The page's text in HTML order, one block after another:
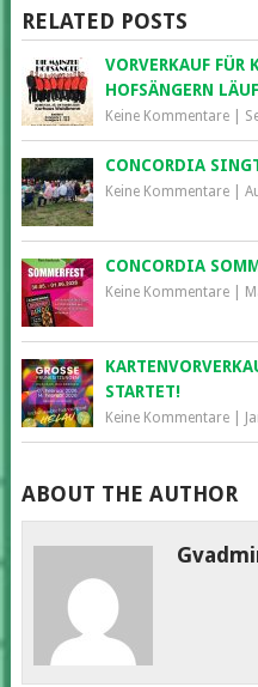
RELATED POSTS
VORVERKAUF
HOFSÄNGERN
Keine Kommentare|
CONCORDIA
Keine Kommentare|
CONCORDIA
Keine Kommentare|
STARTET!
Keine Kommentare|
ABOUT THE AUTHOR